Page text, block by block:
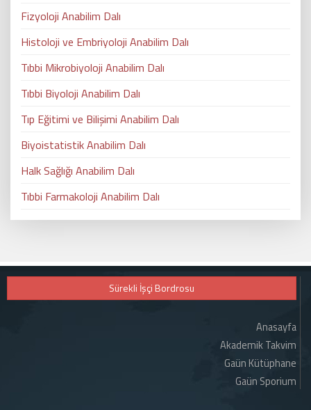
Fizyoloji Anabilim Dalı
Histoloji ve Embriyoloji Anabilim Dalı
Tıbbi Mikrobiyoloji Anabilim Dalı
Tıbbi Biyoloji Anabilim Dalı
Tıp Eğitimi ve Bilişimi Anabilim Dalı
Biyoistatistik Anabilim Dalı
Halk Sağlığı Anabilim Dalı
Tıbbi Farmakoloji Anabilim Dalı
Sürekli İşçi Bordrosu
Anasayfa
Akademik Takvim
Gaün Kütüphane
Gaün Sporium